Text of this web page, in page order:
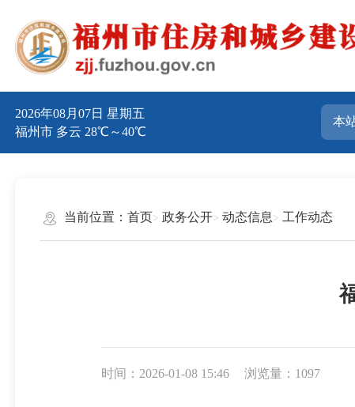
2026年08月07日 星期五
福州市 多云 28℃～40℃
当前位置： 首页 政务公开 动态信息 工作动态
时间：2026-01-08 15:46 浏览量：1097